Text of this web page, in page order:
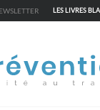
LES LIVRES